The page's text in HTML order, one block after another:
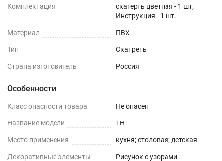
Комплектация
скатерть цветная - 1 шт;
Инструкция - 1 шт.
Материал ПВХ
Тип Скатреть
Страна изготовитель Россия
Особенности
Класс опасности товара Не опасен
Название модели 1H
Место применения кухня; столовая; детская
Декоративные элементы Рисунок с узорами